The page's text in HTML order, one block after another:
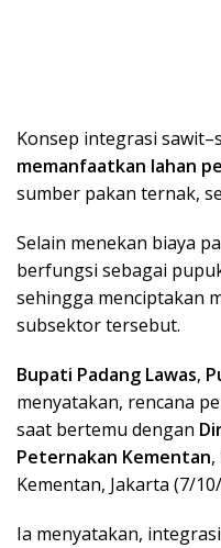
Konsep integrasi
memanfaatkan lahan
sumber pakan ternak,
Selain menekan biaya
berfungsi sebagai
sehingga menciptakan
subsektor tersebut.
Bupati Padang Lawas,
menyatakan, rencana
saat bertemu dengan
Peternakan Kementan,
Kementan, Jakarta (7/
Ia menyatakan,